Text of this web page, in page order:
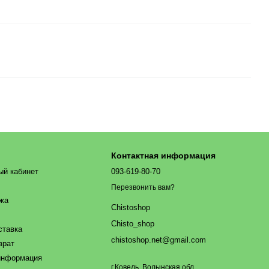
кабинет
Контактная информация
093-619-80-70
Перезвонить вам?
Chistoshop
Chisto_shop
chistoshop.net@gmail.com